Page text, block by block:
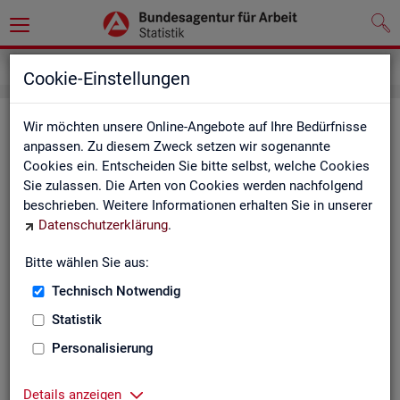
Cookie-Einstellungen
Wir möchten unsere Online-Angebote auf Ihre Bedürfnisse
anpassen. Zu diesem Zweck setzen wir sogenannte
Cookies ein. Entscheiden Sie bitte selbst, welche Cookies
Sie zulassen. Die Arten von Cookies werden nachfolgend
beschrieben. Weitere Informationen erhalten Sie in unserer
Datenschutzerklärung.
Bitte wählen Sie aus:
Technisch Notwendig
Statistik
Personalisierung
Details anzeigen
Kon­takt
Nut­zen Sie die Mög­lich­keit mit uns in Kon­takt zu tre­ten!
Sie haben Fra­gen zum An­ge­bot?
Sie be­nö­ti­gen auf Ihre Fra­ge­stel­lung zu­ge­schnit­te­ne Son­der­
Ihr Sta­tis­tik-Ser­vice hilft Ihnen wei­ter!
Zen­tra­ler Sta­tis­tik-Ser­vice